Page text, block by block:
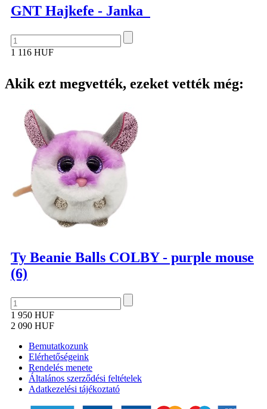
GNT Hajkefe - Janka
1 116 HUF
Akik ezt megvették, ezeket vették még:
Ty Beanie Balls COLBY - purple mouse
(6)
1 950 HUF
2 090 HUF
Bemutatkozunk
Elérhetőségeink
Rendelés menete
Általános szerződési feltételek
Adatkezelési tájékoztató